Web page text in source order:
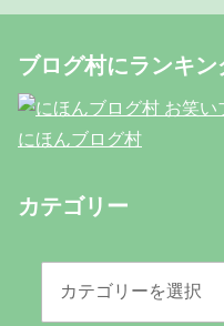
ブログ村にランキン
にほんブログ村
カテゴリー